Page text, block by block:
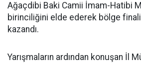
Ağaçdibi Baki Camii İmam-Hatibi
birinciliğini elde ederek bölge
kazandı.
Yarışmaların ardından konuşan İl